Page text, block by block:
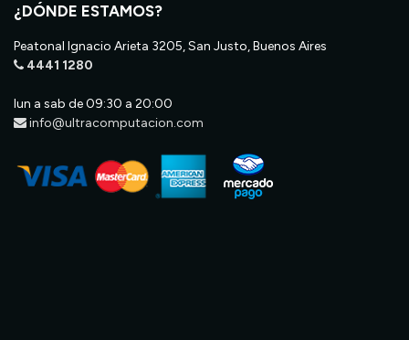
¿DÓNDE ESTAMOS?
Peatonal Ignacio Arieta 3205, San Justo, Buenos Aires
4441 1280
lun a sab de 09:30 a 20:00
info@ultracomputacion.com